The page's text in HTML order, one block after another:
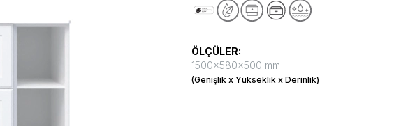
ÖLÇÜLER:
1500x580x500 mm
(Genişlik x Yükseklik x Derinlik)